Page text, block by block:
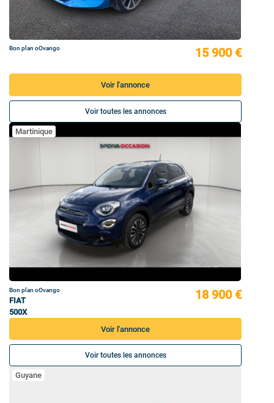
Bon plan oOvango 15 900 €
Voir l'annonce
Voir toutes les annonces
Martinique
Bon plan oOvango
FIAT
500X
18 900 €
Voir l'annonce
Voir toutes les annonces
Guyane